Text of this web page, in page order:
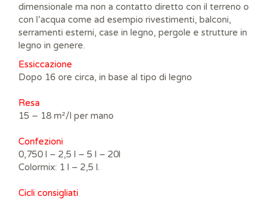
dimensionale ma non a contatto diretto con il terreno o
con l’acqua come ad esempio rivestimenti, balconi,
serramenti esterni, case in legno, pergole e strutture in
legno in genere.
Essiccazione
Dopo 16 ore circa, in base al tipo di legno
Resa
15 – 18 m²/l per mano
Confezioni
0,750 l – 2,5 l – 5 l – 20l
Colormix: 1 l – 2,5 l.
Cicli consigliati